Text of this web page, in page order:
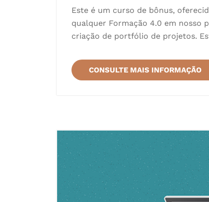
Este é um curso de bônus,
qualquer Formação 4.0 em nosso
criação de portfólio de projetos.
CONSULTE MAIS INFORMAÇÃO